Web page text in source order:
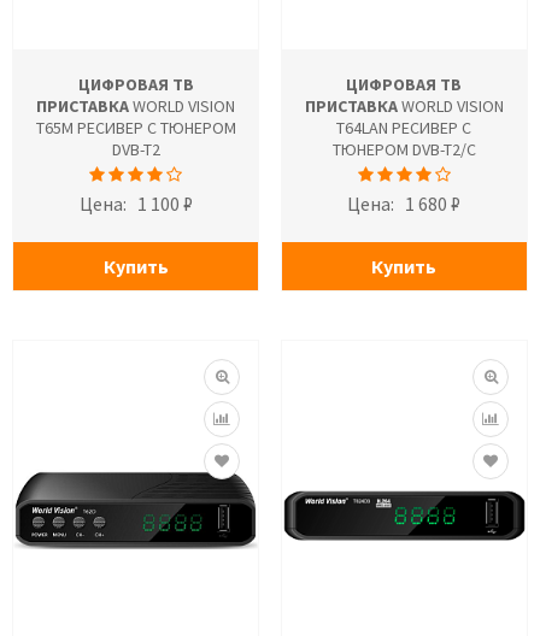
ЦИФРОВАЯ ТВ
ПРИСТАВКАWORLD VISION
T65M РЕСИВЕР С ТЮНЕРОМ
DVB-T2
Цена: 1 100 ₽
Купить
ЦИФРОВАЯ ТВ
ПРИСТАВКАWORLD VISION
T64LAN РЕСИВЕР С
ТЮНЕРОМ DVB-T2/C
Цена: 1 680 ₽
Купить